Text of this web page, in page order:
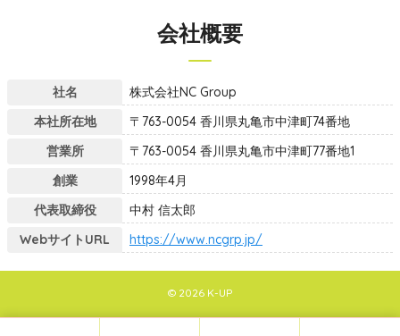
会社概要
社名
株式会社NC Group
本社所在地
〒763-0054 香川県丸亀市中津町74番地
営業所
〒763-0054 香川県丸亀市中津町77番地1
創業
1998年4月
代表取締役
中村 信太郎
WebサイトURL
https://www.ncgrp.jp/
© 2026 K-UP